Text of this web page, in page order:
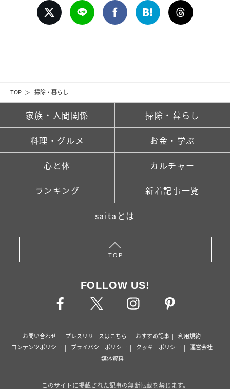
TOP 掃除・暮らし
家族・人間関係 掃除・暮らし
料理・グルメ お金・学ぶ
心と体 カルチャー
ランキング 新着記事一覧
saitaとは
TOP
FOLLOW US!
お問い合わせ プレスリリースはこちら おすすめ記事
利用規約
コンテンツポリシー
プライバシーポリシー クッキーポリシー
運営会社
媒体資料
このサイトに掲載された記事の無断転載を禁じます。